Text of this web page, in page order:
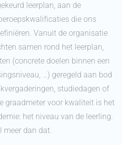
leerplan, aan de
die ons
Vanuit de organisatie
samen rond het leerplan,
(concrete doelen binnen een
…) geregeld aan bod
studiedagen of
graadmeter voor kwaliteit is het
het niveau van de leerling.
meer dan dat.